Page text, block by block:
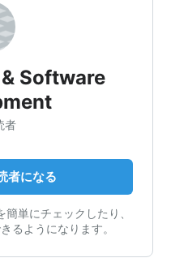
Software
者
者になる
単にチェックしたり、
るようになります。